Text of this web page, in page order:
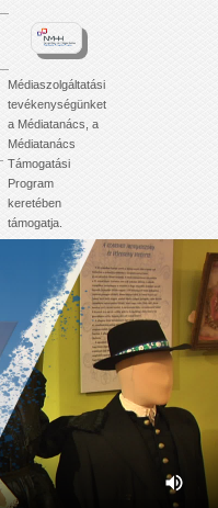
Médiaszolgáltatási
tevékenységünket
a Médiatanács, a
Médiatanács
Támogatási
Program
keretében
támogatja.